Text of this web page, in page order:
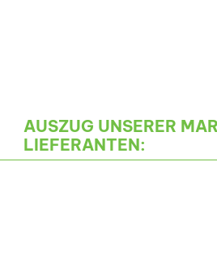
AUSZUG UNSERER
LIEFERANTEN: